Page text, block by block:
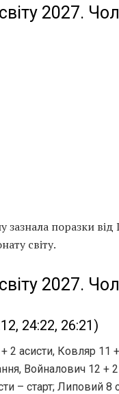
2027.
поразки від
світу.
2027.
24:22, 26:21)
2 асисти, Ковляр 11
Войналович 12 + 2
– старт; Липовий 8